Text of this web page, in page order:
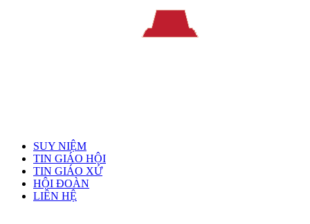
SUY NIỆM
TIN GIÁO HỘI
TIN GIÁO XỨ
HỘI ĐOÀN
LIÊN HỆ